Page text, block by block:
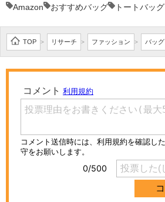
Amazon おすすめバッグ トートバッグ
TOP > リサーチ > ファッション > バッグ